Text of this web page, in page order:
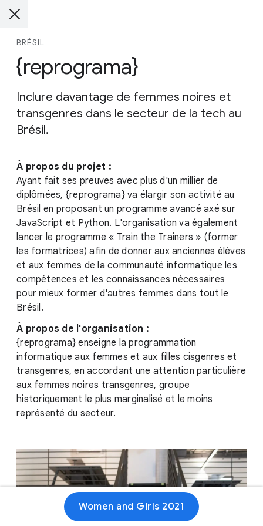
BRÉSIL
{reprograma}
Inclure davantage de femmes noires et
transgenres dans le secteur de la tech au
Brésil.
À propos du projet :
Ayant fait ses preuves avec plus d'un millier de
diplômées, {reprograma} va élargir son activité au
Brésil en proposant un programme avancé axé sur
JavaScript et Python. L'organisation va également
lancer le programme « Train the Trainers » (former
les formatrices) afin de donner aux anciennes élèves
et aux femmes de la communauté informatique les
compétences et les connaissances nécessaires
pour mieux former d'autres femmes dans tout le
Brésil.
À propos de l'organisation :
{reprograma} enseigne la programmation
informatique aux femmes et aux filles cisgenres et
transgenres, en accordant une attention particulière
aux femmes noires transgenres, groupe
historiquement le plus marginalisé et le moins
représenté du secteur.
Women and Girls 2021